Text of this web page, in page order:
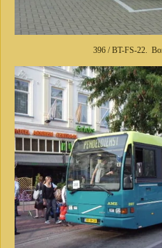
396 / BT-FS-22.